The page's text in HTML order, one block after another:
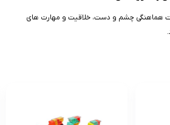
هماهنگی چشم و دست، خلاقیت و مهارت‌ های